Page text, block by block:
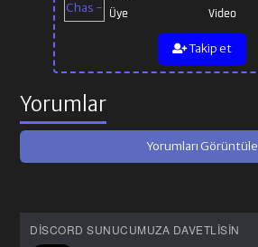
Üye Video
Takip et
Yorumlar
Yorumları Görüntüle
DISCORD SUNUCUMUZA DAVETLISIN